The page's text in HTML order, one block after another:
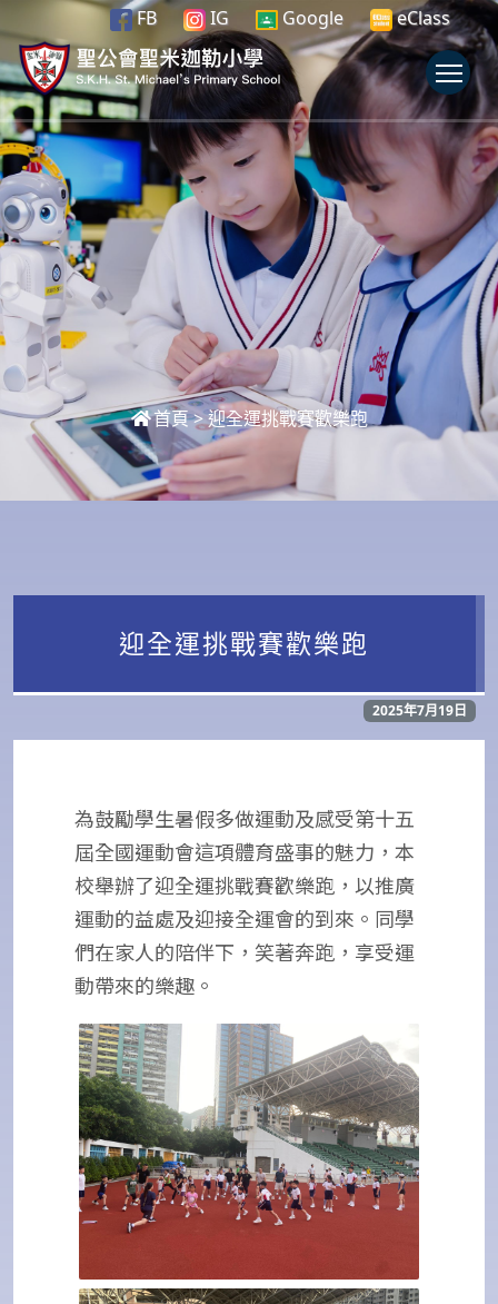
FB IG Google eClass
首頁>迎全運挑戰賽歡樂跑
迎全運挑戰賽歡樂跑
2025年7月19日
為鼓勵學生暑假多做運動及感受第十五
屆全國運動會這項體育盛事的魅力，本
校舉辦了迎全運挑戰賽歡樂跑，以推廣
運動的益處及迎接全運會的到來。同學
們在家人的陪伴下，笑著奔跑，享受運
動帶來的樂趣。